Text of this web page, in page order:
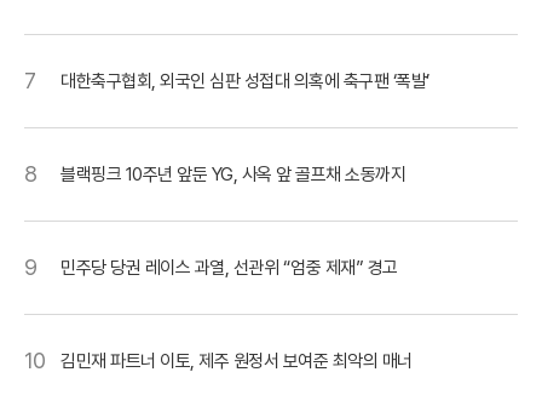
7 대한축구협회, 외국인 심판 성접대 의혹에 축구팬 ‘폭발’
8 블랙핑크 10주년 앞둔 YG, 사옥 앞 골프채 소동까지
9 민주당 당권 레이스 과열, 선관위 “엄중 제재” 경고
10 김민재 파트너 이토, 제주 원정서 보여준 최악의 매너